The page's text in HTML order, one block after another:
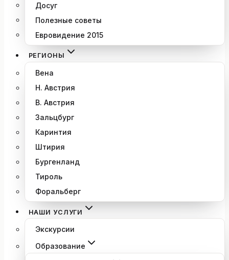
Досуг
Полезные советы
Евровидение 2015
РЕГИОНЫ
Вена
Н. Австрия
В. Австрия
Зальцбург
Каринтия
Штирия
Бургенланд
Тироль
Форальберг
НАШИ УСЛУГИ
Экскурсии
Образование